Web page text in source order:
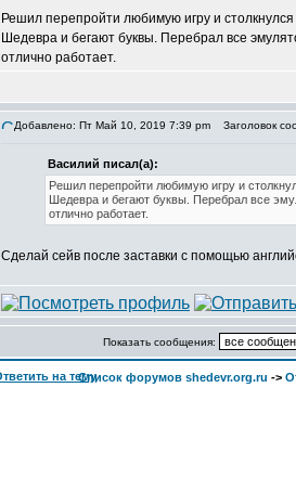
Решил перепройти любимую игру и
Шедевра и бегают буквы. Перебрал все
отлично работает.
Добавлено: Пт Май 10, 2019 7:39 pm Заголовок
Василий писал(а):
Решил перепройти любимую игру и
Шедевра и бегают буквы. Перебрал все
отлично работает.
Сделай сейв после заставки с помощью
Показать сообщения:
Список форумов shedevr.org.ru ->